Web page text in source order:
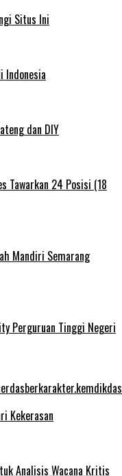
Situs Ini
Indonesia
dan DIY
Tawarkan 24 Posisi (18
Mandiri Semarang
Perguruan Tinggi Negeri
Kekerasan
Analisis Wacana Kritis